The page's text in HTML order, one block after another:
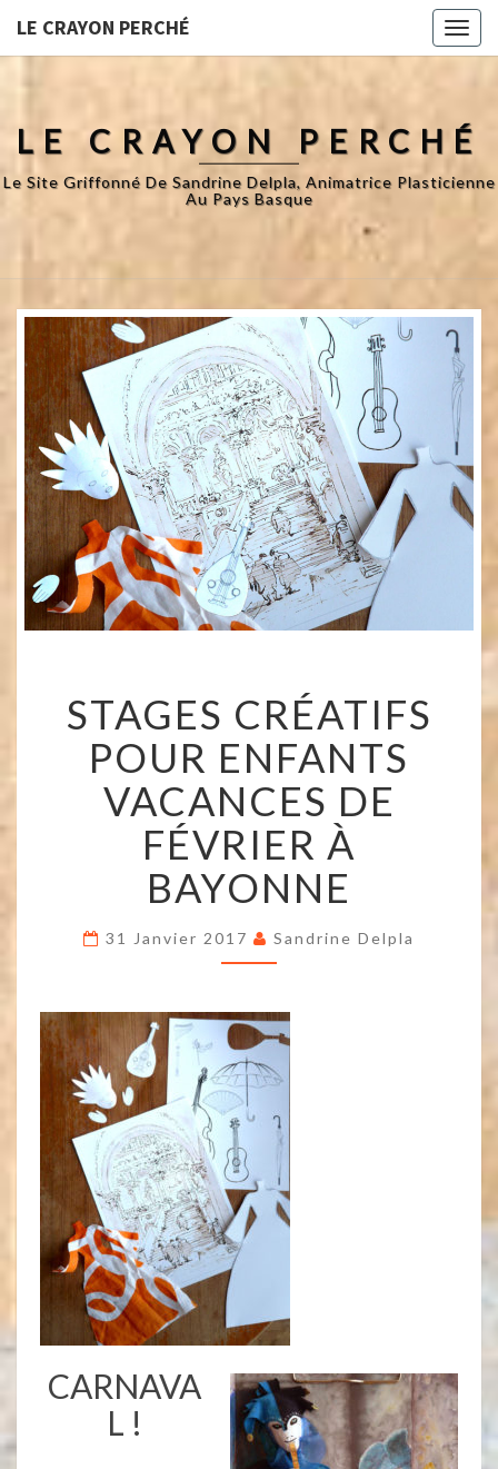
LE CRAYON PERCHÉ
LE CRAYON PERCHÉ
Le Site Griffonné De Sandrine Delpla, Animatrice Plasticienne
Au Pays Basque
CRÉATIFS
POUR
ENFANTS
VACANCES
DE
FÉVRIER
À
BAYONNE
STAGES CRÉATIFS
POUR ENFANTS
VACANCES DE
FÉVRIER À
BAYONNE
31 Janvier 2017 Sandrine Delpla
CARNAVA
L !